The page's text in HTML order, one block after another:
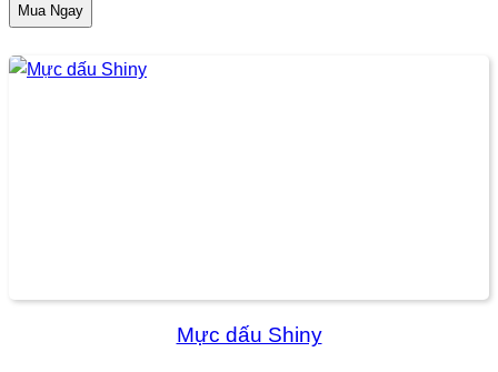
Mua Ngay
Mực dấu Shiny